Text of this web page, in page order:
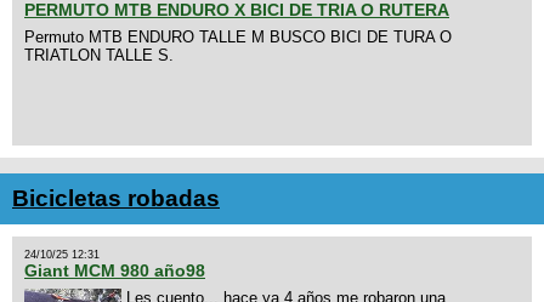
PERMUTO MTB ENDURO X BICI DE TRIA O RUTERA
Permuto MTB ENDURO TALLE M BUSCO BICI DE TURA O
TRIATLON TALLE S.
Bicicletas robadas
24/10/25 12:31
Giant MCM 980 año98
Les cuento... hace ya 4 años me robaron una